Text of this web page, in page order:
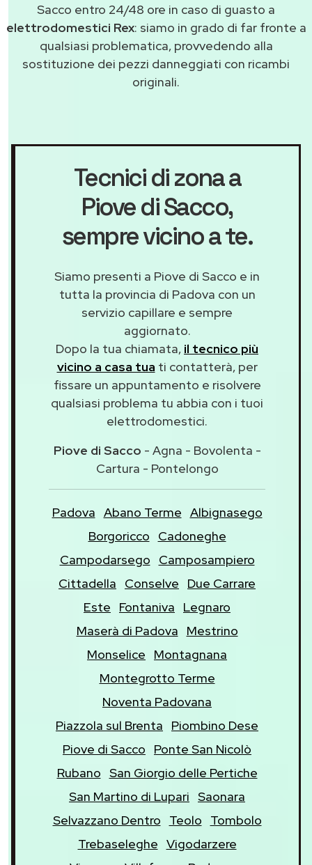
Sacco entro 24/48 ore in caso di guasto a
elettrodomestici Rex: siamo in grado di far fronte a
qualsiasi problematica, provvedendo alla
sostituzione dei pezzi danneggiati con ricambi
originali.
Tecnici di zona a
Piove di Sacco,
sempre vicino a te.
Siamo presenti a Piove di Sacco e in
tutta la provincia di Padova con un
servizio capillare e sempre
aggiornato.
Dopo la tua chiamata, il tecnico più
vicino a casa tua ti contatterà, per
fissare un appuntamento e risolvere
qualsiasi problema tu abbia con i tuoi
elettrodomestici.
Piove di Sacco - Agna - Bovolenta -
Cartura - Pontelongo
Padova Abano Terme Albignasego
Borgoricco
Cadoneghe
Campodarsego
Camposampiero
Cittadella
Conselve
Due Carrare
Este
Fontaniva
Legnaro
Maserà di Padova
Mestrino
Monselice
Montagnana
Montegrotto Terme
Noventa Padovana
Piazzola sul Brenta
Piombino Dese
Piove di Sacco
Ponte San Nicolò
Rubano San Giorgio delle Pertiche
San Martino di Lupari Saonara
Selvazzano Dentro
Teolo
Tombolo
Trebaseleghe Vigodarzere